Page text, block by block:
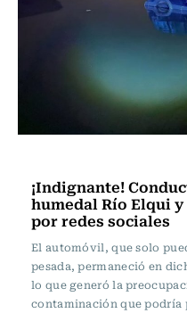
¡Indignante!
humedal Río Elqui
por redes sociales
El automóvil, que solo
pesada, permaneció en
lo que generó la
contaminación que